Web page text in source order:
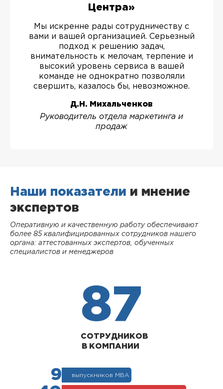
Центра»
Мы искренне рады сотрудничеству с
вами и вашей организацией. Серьезный
подход к решению задач,
внимательность к мелочам, терпение и
высокий уровень сервиса в вашей
команде не однократно позволяли
свершить, казалось бы, невозможное.
Д.Н. Михальченков
Руководитель отдела маркетинга и
продаж
Наши показатели и мнение
экспертов
Оперативную и качественную работу обеспечивают
более 85 квалифицированных сотрудников нашего
органа: аттестованных экспертов, обученных
специалистов и менеджеров
87
СОТРУДНИКОВ
В КОМПАНИИ
9 выпускников МВА